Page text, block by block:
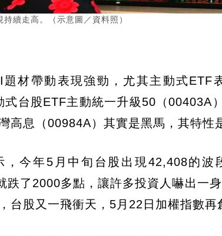
持續走高。（示意圖／資料照）
材帶動表現強勁，尤其主動式ETF
式台股ETF主動統一升級50（00403A
高息（00984A）其實是黑馬，其特性
，今年5月中旬台股出現42,408的波
跌了2000多點，讓許多投資人嚇出一
台股又一飛衝天，5月22日加權指數再